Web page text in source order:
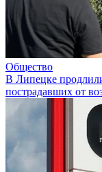
Общество
В Липецке
пострадавших от